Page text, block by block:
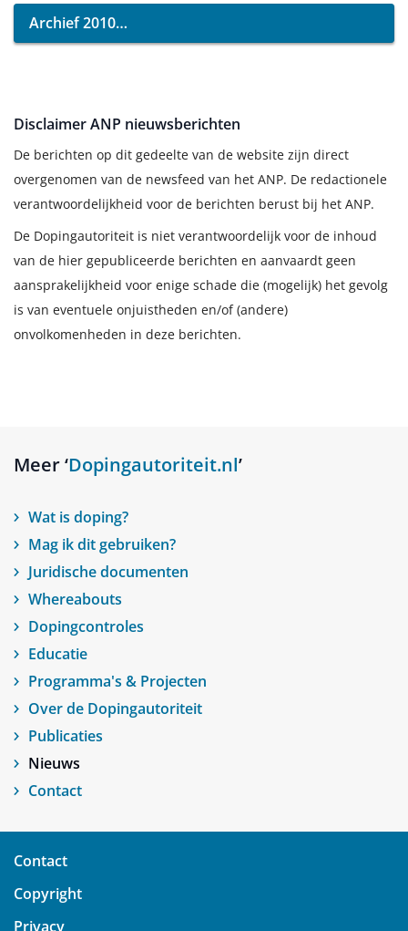
Archief 2010
Disclaimer ANP nieuwsberichten
De berichten op dit gedeelte van de website zijn direct
overgenomen van de newsfeed van het ANP. De redactionele
verantwoordelijkheid voor de berichten berust bij het ANP.
De Dopingautoriteit is niet verantwoordelijk voor de inhoud
van de hier gepubliceerde berichten en aanvaardt geen
aansprakelijkheid voor enige schade die (mogelijk) het gevolg
is van eventuele onjuistheden en/of (andere)
onvolkomenheden in deze berichten.
Meer ‘Dopingautoriteit.nl’
Wat is doping?
Mag ik dit gebruiken?
Juridische documenten
Whereabouts
Dopingcontroles
Educatie
Programma's & Projecten
Over de Dopingautoriteit
Publicaties
Nieuws
Contact
Contact
Copyright
Privacy